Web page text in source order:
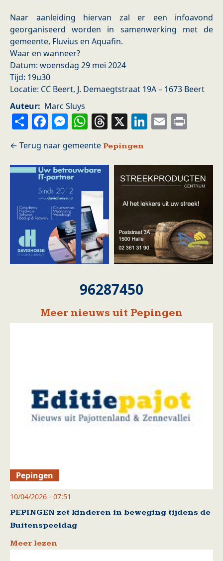
Naar aanleiding hiervan zal er een infoavond
georganiseerd worden in samenwerking met de
gemeente, Fluvius en Aquafin.
Waar en wanneer?
Datum: woensdag 29 mei 2024
Tijd: 19u30
Locatie: CC Beert, J. Demaegtstraat 19A – 1673 Beert
Auteur
Marc Sluys
ShareFacebook
Messenger
WhatsApp
Threads
X LinkedIn
Email
Pepingen
96287450
Meer nieuws uit Pepingen
Pepingen
10/04/2026 - 07:51
PEPINGEN zet kinderen in beweging tijdens de
Buitenspeeldag
Meer lezen